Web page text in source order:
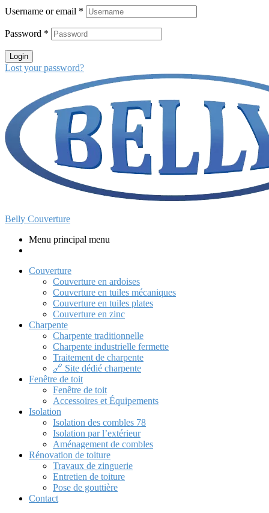
Username or email *
Password *
Login
Lost your password?
Belly Couverture
Menu principal menu
Couverture
Couverture en ardoises
Couverture en tuiles mécaniques
Couverture en tuiles plates
Couverture en zinc
Charpente
Charpente traditionnelle
Charpente industrielle fermette
Traitement de charpente
🔗 Site dédié charpente
Fenêtre de toit
Fenêtre de toit
Accessoires et Équipements
Isolation
Isolation des combles 78
Isolation par l’extérieur
Aménagement de combles
Rénovation de toiture
Travaux de zinguerie
Entretien de toiture
Pose de gouttière
Contact